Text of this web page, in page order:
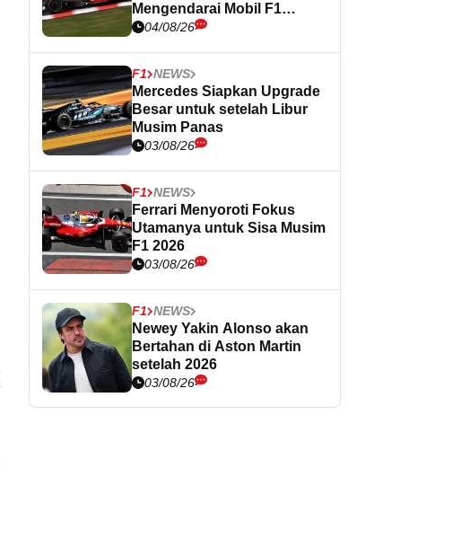
Mengendarai Mobil F1
Lawas
04/08/26
F1 NEWS
Mercedes Siapkan Upgrade
Besar untuk setelah Libur
Musim Panas
03/08/26
F1 NEWS
Ferrari Menyoroti Fokus
Utamanya untuk Sisa Musim
F1 2026
03/08/26
F1 NEWS
Newey Yakin Alonso akan
Bertahan di Aston Martin
setelah 2026
03/08/26